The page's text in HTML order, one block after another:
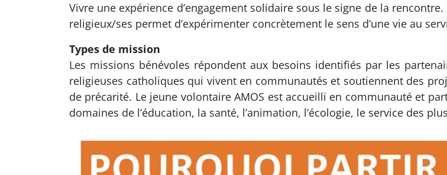
Vivre une expérience d’engagement solidaire sous le signe de la
religieux/ses permet d’expérimenter concrètement le sens d’une vie au
Types de mission
Les missions bénévoles répondent aux besoins identifiés par les
religieuses catholiques qui vivent en communautés et soutiennent des
de précarité. Le jeune volontaire AMOS est accueilli en communauté et
domaines de l’éducation, la santé, l’animation, l’écologie, le service des